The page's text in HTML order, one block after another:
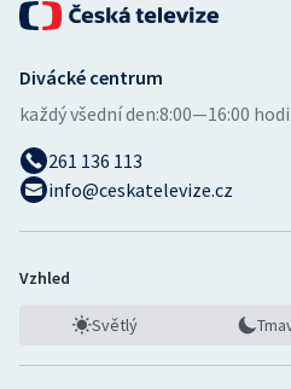
Divácké centrum
každý všední den:8:00—16:00
261 136 113
info@ceskatelevize.cz
Vzhled
Světlý